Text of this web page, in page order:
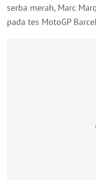
serba merah, Marc
pada tes MotoGP